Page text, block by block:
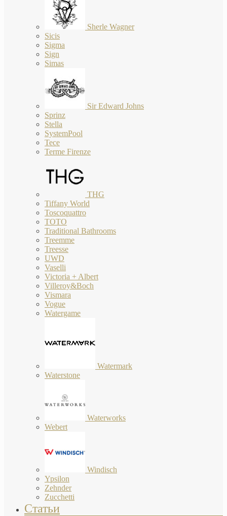
Sherle Wagner
Sicis
Sigma
Sign
Simas
Sir Edward Johns
Sprinz
Stella
SystemPool
Tece
Terme Firenze
THG
Tiffany World
Toscoquattro
TOTO
Traditional Bathrooms
Treemme
Treesse
UWD
Vaselli
Victoria + Albert
Villeroy&Boch
Vismara
Vogue
Watergame
Watermark
Waterstone
Waterworks
Webert
Windisch
Ypsilon
Zehnder
Zucchetti
Статьи